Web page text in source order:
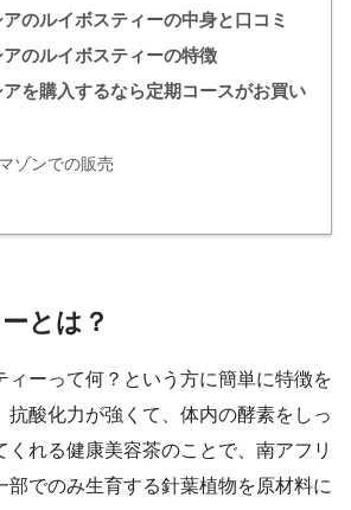
のルイボスティーの中身と口コミ
のルイボスティーの特徴
を購入するなら定期コースがお買い
ゾンでの販売
とは？
ィーって何？という方に簡単に特徴を
抗酸化力が強くて、体内の酵素をしっ
くれる健康美容茶のことで、南アフリ
部でのみ生育する針葉植物を原材料に